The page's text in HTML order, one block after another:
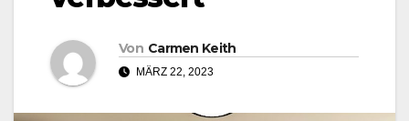
Von Carmen Keith
MÄRZ 22, 2023